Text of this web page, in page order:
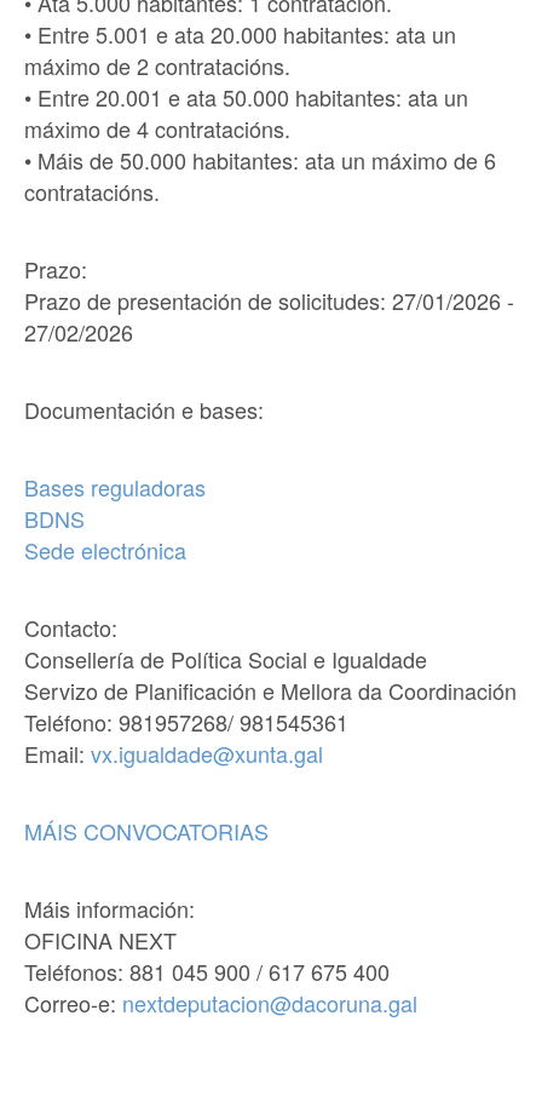
• Entre 5.001 e ata 20.000 habitantes: ata un
máximo de 2 contratacións.
• Entre 20.001 e ata 50.000 habitantes: ata un
máximo de 4 contratacións.
• Máis de 50.000 habitantes: ata un máximo de 6
contratacións.
Prazo:
Prazo de presentación de solicitudes: 27/01/2026 -
27/02/2026
Documentación e bases:
Bases reguladoras
BDNS
Sede electrónica
Contacto:
Consellería de Política Social e Igualdade
Servizo de Planificación e Mellora da Coordinación
Teléfono: 981957268/ 981545361
Email: vx.igualdade@xunta.gal
MÁIS CONVOCATORIAS
Máis información:
OFICINA NEXT
Teléfonos: 881 045 900 / 617 675 400
Correo-e: nextdeputacion@dacoruna.gal